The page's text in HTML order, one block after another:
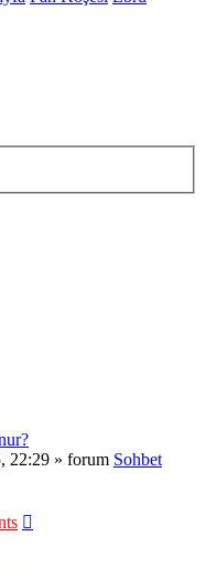
22:29 » forum Sohbet